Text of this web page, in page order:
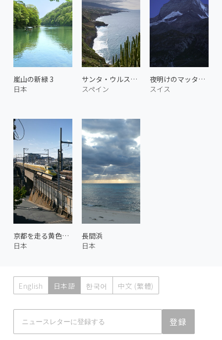
嵐山の新緑 3
日本
サンタ・ウルスラの海岸 1
スペイン
夜明けのマッターホルン 1
スイス
京都を走る黄色い新幹線 2
日本
長間浜
日本
English 日本語 한국어 中文 (繁體)
Atmoph News
登録